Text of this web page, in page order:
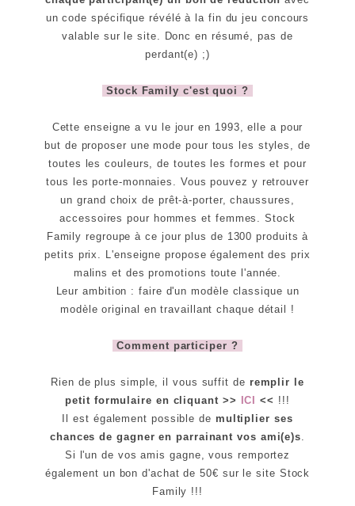
un code spécifique révélé à la fin du jeu concours
valable sur le site. Donc en résumé, pas de
perdant(e) ;)
Stock Family c'est quoi ?
Cette enseigne a vu le jour en 1993, elle a pour
but de proposer une mode pour tous les styles, de
toutes les couleurs, de toutes les formes et pour
tous les porte-monnaies. Vous pouvez y retrouver
un grand choix de prêt-à-porter, chaussures,
accessoires pour hommes et femmes. Stock
Family regroupe à ce jour plus de 1300 produits à
petits prix. L'enseigne propose également des prix
malins et des promotions toute l'année.
Leur ambition : faire d'un modèle classique un
modèle original en travaillant chaque détail !
Comment participer ?
Rien de plus simple, il vous suffit de remplir le
petit formulaire en cliquant >>
ICI << !!!
Il est également possible de multiplier ses
chances de gagner en parrainant vos ami(e)s.
Si l'un de vos amis gagne, vous remportez
également un bon d'achat de 50€ sur le site Stock
Family !!!